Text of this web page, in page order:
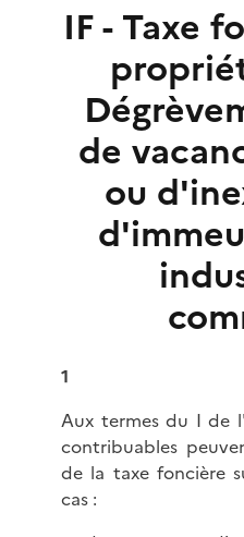
IF - Taxe
de
ou
1
Aux termes du I de l'
contribuables
de la taxe foncière
cas :